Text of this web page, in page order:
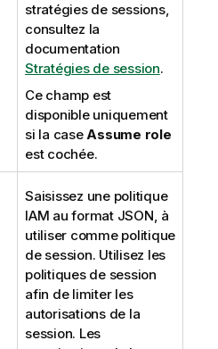
stratégies de sessions,
consultez la
documentation
Stratégies de session.
Ce champ est
disponible uniquement
si la caseAssume role
est cochée.
Saisissez une politique
IAM au format JSON, à
utiliser comme politique
de session. Utilisez les
politiques de session
afin de limiter les
autorisations de la
session. Les